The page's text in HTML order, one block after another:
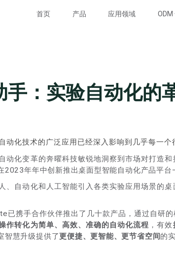
首页 产品 应用领域 ODM
手：实验自动化的
动化技术的广泛应用已经深入影响到几乎每一个
动化变革的奔曜科技敏锐地洞察到市场对打造
2023年年中创新推出桌面型智能自动化产品平
、自动化和人工智能引入各类实验应用场景的
已携手合作伙伴推出了几十款产品，通过自研
作转化为简单、高效、准确的自动化流程 ，有效
智慧升级提供了更便捷、更智能、更节省空间的